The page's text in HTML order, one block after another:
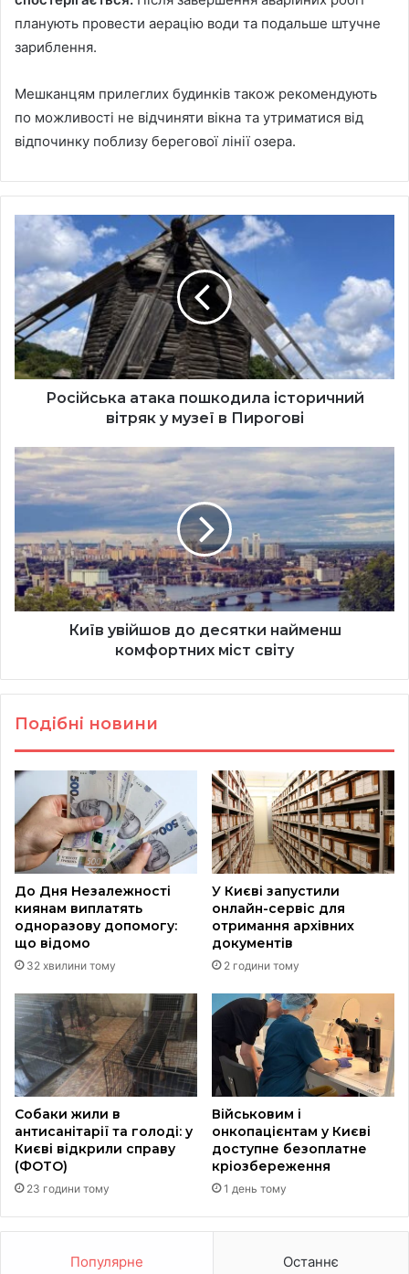
планують провести аерацію води та подальше штучне
зариблення.
Мешканцям прилеглих будинків також рекомендують
по можливості не відчиняти вікна та утриматися від
відпочинку поблизу берегової лінії озера.
Російська
пошкодила
історичний
вітряк
у
музеї
в
Пирогові
Російська атака пошкодила історичний
вітряк у музеї в Пирогові
Київ
увійшов
до
найменш
комфортних
міст
світу
Київ увійшов до десятки найменш
комфортних міст світу
Подібні новини
До Дня Незалежності
киянам виплатять
одноразову допомогу:
що відомо
32 хвилини тому
У Києві запустили
онлайн-сервіс для
отримання архівних
документів
2 години тому
Собаки жили в
антисанітарії та голоді: у
Києві відкрили справу
(ФОТО)
23 години тому
Військовим і
онкопацієнтам у Києві
доступне безоплатне
кріозбереження
1 день тому
Популярне Останнє